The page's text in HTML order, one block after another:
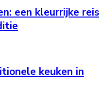
een kleurrijke reis
keuken in